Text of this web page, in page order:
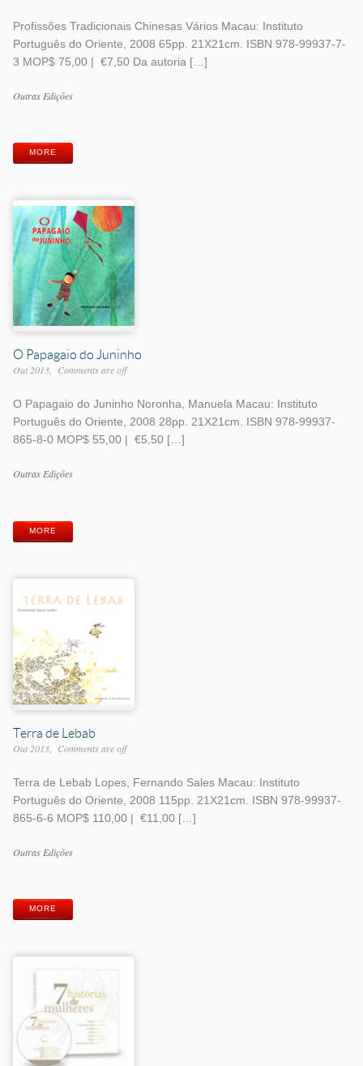
Profissões Tradicionais Chinesas Vários Macau: Instituto
Português do Oriente, 2008 65pp. 21X21cm. ISBN 978-99937-7-
3 MOP$ 75,00 | €7,50 Da autoria […]
Work
Outras Edições
MORE
O Papagaio do Juninho
Out 2013 Comments are off
O Papagaio do Juninho Noronha, Manuela Macau: Instituto
Português do Oriente, 2008 28pp. 21X21cm. ISBN 978-99937-
865-8-0 MOP$ 55,00 | €5,50 […]
Work
Outras Edições
MORE
Terra de Lebab
Out 2013 Comments are off
Terra de Lebab Lopes, Fernando Sales Macau: Instituto
Português do Oriente, 2008 115pp. 21X21cm. ISBN 978-99937-
865-6-6 MOP$ 110,00 | €11,00 […]
Work
Outras Edições
MORE